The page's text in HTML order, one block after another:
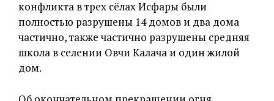
конфликта в трех сёлах Исфары были
полностью разрушены 14 домов и два дома
частично, также частично разрушены средняя
школа в селении Овчи Калача и один жилой
дом.